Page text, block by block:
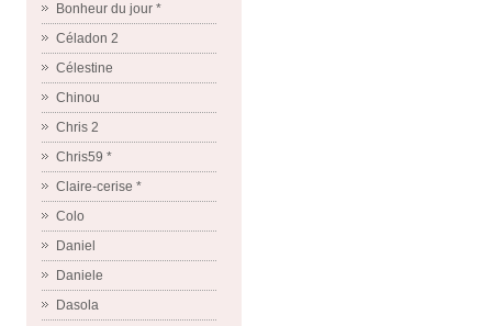
Bonheur du jour *
Céladon 2
Célestine
Chinou
Chris 2
Chris59 *
Claire-cerise *
Colo
Daniel
Daniele
Dasola